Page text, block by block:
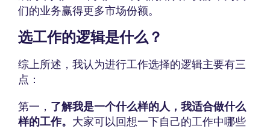
们的业务赢得更多市场份额。
选工作的逻辑是什么？
综上所述，我认为进行工作选择的逻辑主要有三
点：
第一， 了解我是一个什么样的人，我适合做什么
样的工作。 大家可以回想一下自己的工作中哪些